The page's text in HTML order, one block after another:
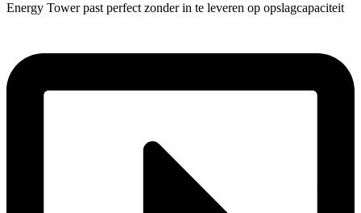
Energy Tower past perfect zonder in te leveren op opslagcapaciteit